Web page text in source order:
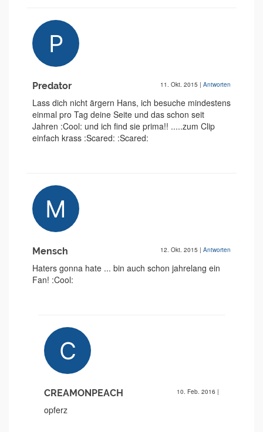
Predator 11. Okt. 2015 | Antworten
Lass dich nicht ärgern Hans, ich besuche mindestens
einmal pro Tag deine Seite und das schon seit
Jahren :Cool: und ich find sie prima!! .....zum Clip
einfach krass :Scared: :Scared:
Mensch 12. Okt. 2015 | Antworten
Haters gonna hate ... bin auch schon jahrelang ein
Fan! :Cool:
CREAMONPEACH 10. Feb. 2016 |
opferz